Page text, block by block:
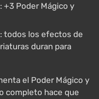
: +3 Poder Mágico y
: todos los efectos de
duran para
el Poder Mágico y
completo hace que